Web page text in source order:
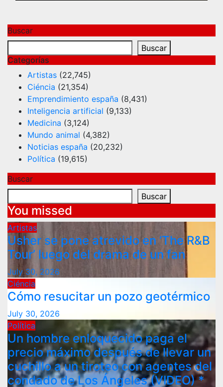
Buscar
Buscar
Categorías
Artistas (22,745)
Ciéncia (21,354)
Emprendimiento españa (8,431)
Inteligencia artificial (9,133)
Medicina (3,124)
Mundo animal (4,382)
Noticias españa (20,232)
Política (19,615)
Buscar
Buscar
You missed
Artistas
Usher se pone atrevido en ‘The R&B
Tour’ luego del drama de un fan
July 30, 2026
Ciéncia
Cómo resucitar un pozo geotérmico
July 30, 2026
Política
Un hombre enloquecido paga el
precio máximo después de llevar un
cuchillo a un tiroteo con agentes del
condado de Los Ángeles (VIDEO) *